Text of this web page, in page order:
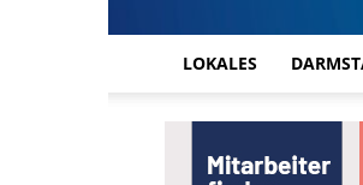
LOKALES